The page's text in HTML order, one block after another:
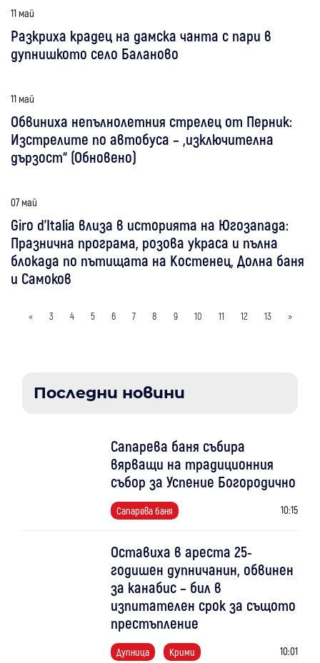
11 май
Разкриха крадец на дамска чанта с пари в
дупнишкото село Баланово
11 май
Обвиниха непълнолетния стрелец от Перник:
Изстрелите по автобуса – „изключителна
дързост“ (Обновено)
07 май
Giro d’Italia влиза в историята на Югозапада:
Празнична програма, розова украса и пълна
блокада по пътищата на Костенец, Долна баня
и Самоков
« 3 4 5 6 7 8 9 10 11 12 13 »
Последни новини
Сапарева баня събира
вярващи на традиционния
събор за Успение Богородично
Сапарева баня 10:15
Оставиха в ареста 25-
годишен дупничанин, обвинен
за канабис – бил в
изпитателен срок за същото
престъпление
Дупница Крими 10:01